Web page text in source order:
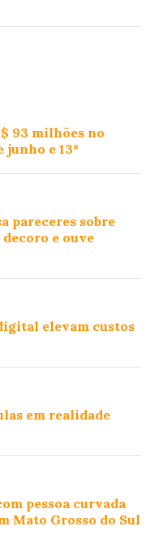
93 milhões no
e 13º
pareceres sobre
e ouve
elevam custos
em realidade
pessoa curvada
Mato Grosso do Sul